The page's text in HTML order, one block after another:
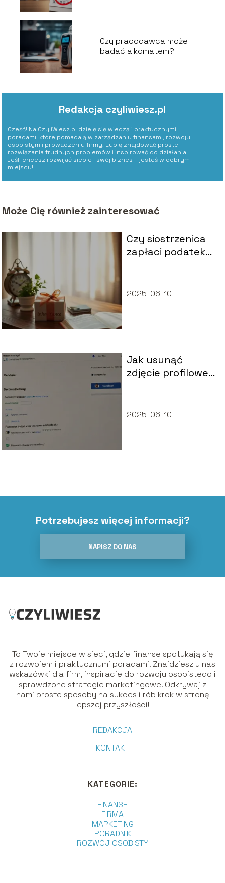
Czy pracodawca może
badać alkomatem?
Redakcja czyliwiesz.pl
Cześć! Na CzyliWiesz.pl dzielę się wiedzą i praktycznymi
poradami, które pomagają w zarządzaniu finansami, rozwoju
osobistym i prowadzeniu firmy. Lubię znajdować proste
rozwiązania trudnych problemów i inspirować do działania.
Jeśli chcesz rozwijać siebie i swój biznes – jesteś w dobrym
miejscu!
Może Cię również zainteresować
Czy siostrzenica
zapłaci podatek
2025-06-10
Jak usunąć
zdjęcie profilowe
2025-06-10
Potrzebujesz więcej informacji?
NAPISZ DO NAS
To Twoje miejsce w sieci, gdzie finanse spotykają się
z rozwojem i praktycznymi poradami. Znajdziesz u nas
wskazówki dla firm, inspiracje do rozwoju osobistego i
sprawdzone strategie marketingowe. Odkrywaj z
nami proste sposoby na sukces i rób krok w stronę
lepszej przyszłości!
REDAKCJA
KONTAKT
KATEGORIE:
FINANSE
FIRMA
MARKETING
PORADNIK
ROZWÓJ OSOBISTY